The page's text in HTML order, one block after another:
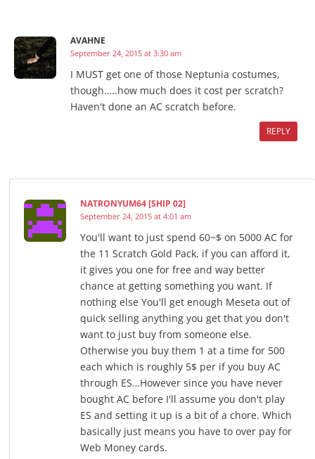
AVAHNE
September 24, 2015 at 3:30 am
I MUST get one of those Neptunia costumes,
though…..how much does it cost per scratch?
Haven't done an AC scratch before.
REPLY
NATRONYUM64 [SHIP 02]
September 24, 2015 at 4:01 am
You'll want to just spend 60~$ on 5000 AC for
the 11 Scratch Gold Pack, if you can afford it,
it gives you one for free and way better
chance at getting something you want. If
nothing else You'll get enough Meseta out of
quick selling anything you get that you don't
want to just buy from someone else.
Otherwise you buy them 1 at a time for 500
each which is roughly 5$ per if you buy AC
through ES…However since you have never
bought AC before I'll assume you don't play
ES and setting it up is a bit of a chore. Which
basically just means you have to over pay for
Web Money cards.